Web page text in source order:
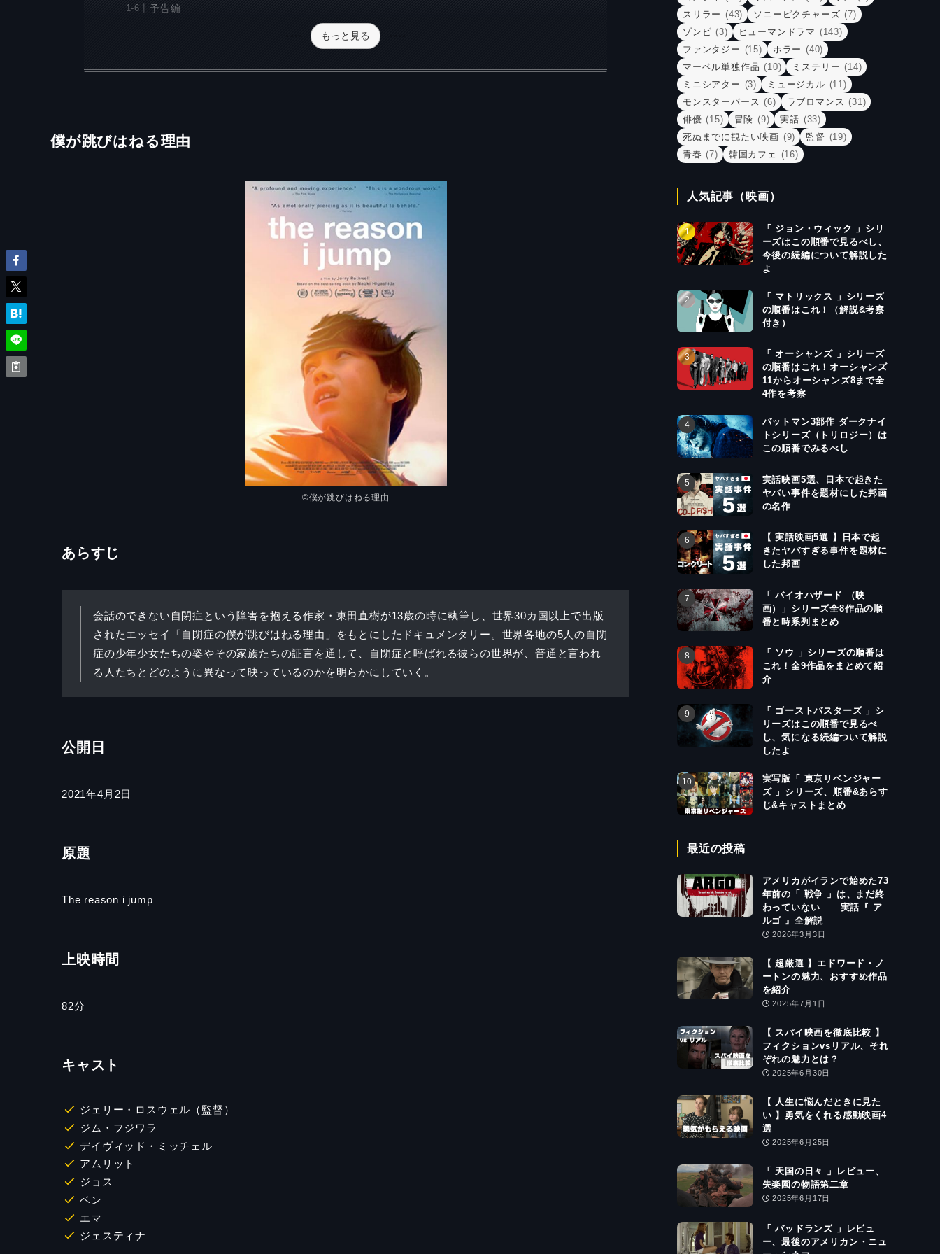
予告編
もっと見る
僕が跳びはねる理由
©僕が跳びはねる理由
あらすじ
会話のできない自閉症という障害を抱える作家・東田直樹が13歳の時に執筆し、世界30カ国以上で出版
されたエッセイ「自閉症の僕が跳びはねる理由」をもとにしたドキュメンタリー。世界各地の5人の自閉
症の少年少女たちの姿やその家族たちの証言を通して、自閉症と呼ばれる彼らの世界が、普通と言われ
る人たちとどのように異なって映っているのかを明らかにしていく。
公開日
2021年4月2日
原題
The reason i jump
上映時間
82分
キャスト
ジェリー・ロスウェル（監督）
ジム・フジワラ
デイヴィッド・ミッチェル
アムリット
ジョス
ベン
エマ
ジェスティナ
スリラー (43) ソニーピクチャーズ (7)
ゾンビ (3) ヒューマンドラマ (143)
ファンタジー (15) ホラー (40)
マーベル単独作品 (10) ミステリー (14)
ミニシアター (3) ミュージカル (11)
モンスターバース (6) ラブロマンス (31)
俳優 (15) 冒険 (9) 実話 (33)
死ぬまでに観たい映画 (9) 監督 (19)
青春 (7) 韓国カフェ (16)
人気記事（映画）
「 ジョン・ウィック 」シリ
ーズはこの順番で見るべし、
今後の続編について解説した
よ
「 マトリックス 」シリーズ
の順番はこれ！（解説&考察
付き）
「 オーシャンズ 」シリーズ
の順番はこれ！オーシャンズ
11からオーシャンズ8まで全
4作を考察
バットマン3部作 ダークナイ
トシリーズ（トリロジー）は
この順番でみるべし
実話映画5選、日本で起きた
ヤバい事件を題材にした邦画
の名作
【 実話映画5選 】日本で起
きたヤバすぎる事件を題材に
した邦画
「 バイオハザード （映
画）」シリーズ全8作品の順
番と時系列まとめ
「 ソウ 」シリーズの順番は
これ！全9作品をまとめて紹
介
「 ゴーストバスターズ 」シ
リーズはこの順番で見るべ
し、気になる続編ついて解説
したよ
実写版「 東京リベンジャー
ズ 」シリーズ、順番&あらす
じ&キャストまとめ
最近の投稿
アメリカがイランで始めた73
年前の「 戦争 」は、まだ終
わっていない ── 実話『 ア
ルゴ 』全解説
2026年3月3日
【 超厳選 】エドワード・ノ
ートンの魅力、おすすめ作品
を紹介
2025年7月1日
【 スパイ映画を徹底比較 】
フィクションvsリアル、それ
ぞれの魅力とは？
2025年6月30日
【 人生に悩んだときに見た
い 】勇気をくれる感動映画4
選
2025年6月25日
「 天国の日々 」レビュー、
失楽園の物語第二章
2025年6月17日
「 バッドランズ 」レビュ
ー、最後のアメリカン・ニュ